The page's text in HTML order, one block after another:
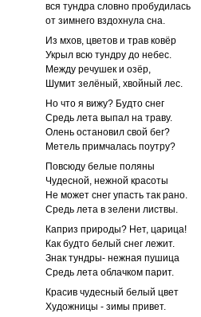
вся тундра словно пробудилась
от зимнего вздохнула сна.
Из мхов, цветов и трав ковёр
Укрыл всю тундру до небес.
Между речушек и озёр,
Шумит зелёный, хвойный лес.
Но что я вижу? Будто снег
Средь лета выпал на траву.
Олень остановил свой бег?
Метель примчалась поутру?
Повсюду белые поляны
Чудесной, нежной красоты
Не может снег упасть так рано.
Средь лета в зелени листвы.
Каприз природы? Нет, царица!
Как будто белый снег лежит.
Знак тундры- нежная пушица
Средь лета облачком парит.
Красив чудесный белый цвет
Художницы - зимы привет.